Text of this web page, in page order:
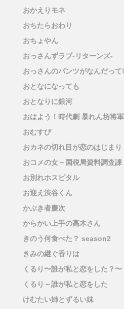
おかえりモネ
おちたらおわり
おちょやん
おっさんずラブ-リターンズ-
おっさんのパンツがなんだって
おとなになっても
おとなりに銀河
おはよう！時代劇 暴れん坊将軍
おむすび
おカネの切れ目が恋のはじまり
おコメの女－国税局資料調査課
お別れホスピタル
お迎え渋谷くん
かぶき者慶次
からかい上手の高木さん
きのう何食べた？ season2
きみの継ぐ香りは
くるり〜誰が私と恋をした？〜
くるり～誰が私と恋をした
けむたい姉とずるい妹